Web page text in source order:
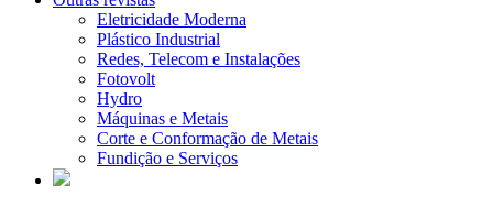
Eletricidade Moderna
Plástico Industrial
Redes, Telecom e Instalações
Fotovolt
Hydro
Máquinas e Metais
Corte e Conformação de Metais
Fundição e Serviços